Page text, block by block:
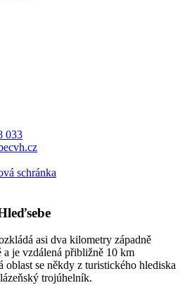
033
schránka
asi dva kilometry západně
a je vzdálená přibližně 10 km
oblast se někdy z turistického hlediska
trojúhelník.